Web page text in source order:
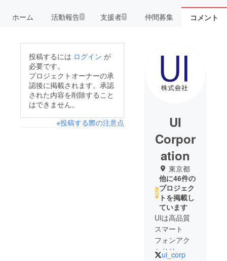
ホーム 活動報告1 支援者7 仲間募集 コメント
投稿するには ログイン が
必要です。
プロジェクトオーナーの承
認後に掲載されます。承認
された内容を削除すること
はできません。
※投稿する際の注意点
UI
Corpor
ation
東京都
他に46件の
プロジェク
トを掲載し
ています
UIは高品質
スマート
フォンアク
セサリーの
ui_corp